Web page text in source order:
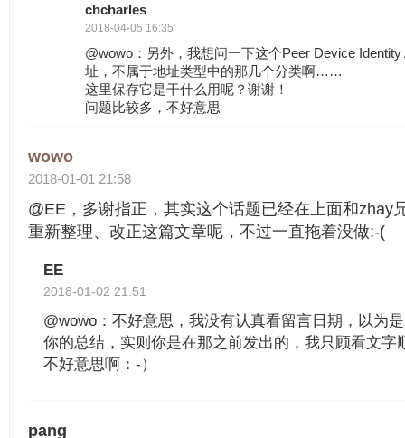
chcharles
2018-04-05 16:35
@wowo：另外，我想问一下这个Peer Device
址，不属于地址类型中的那几个分类啊……
这里保存它是干什么用呢？谢谢！
问题比较多，不好意思
wowo
2018-01-01 21:58
@EE，多谢指正，其实这个话题已经在上面和zhay
重新整理、改正这篇文章呢，不过一直拖着没做:-(
EE
2018-01-02 21:51
@wowo：不好意思，我没有认真看留言日期，以为
你的总结，实则你是在那之前发出的，我只顾看文字
不好意思啊：-）
pang